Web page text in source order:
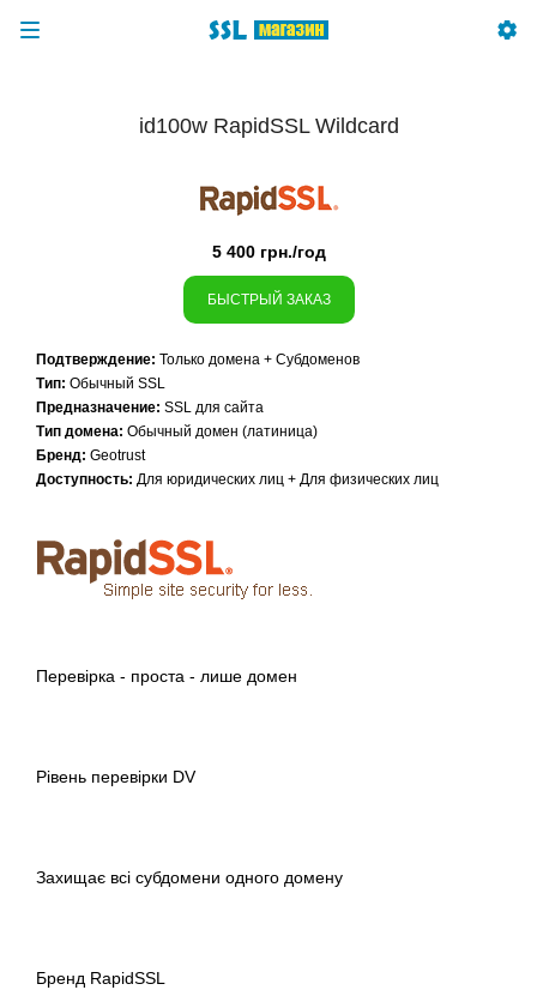
id100w RapidSSL Wildcard
5 400 грн./год
БЫСТРЫЙ ЗАКАЗ
Подтверждение: Только домена + Субдоменов
Тип: Обычный SSL
Предназначение: SSL для сайта
Тип домена: Обычный домен (латиница)
Бренд: Geotrust
Доступность: Для юридических лиц + Для физических лиц
Перевірка - проста - лише домен
Рівень перевірки DV
Захищає всі субдомени одного домену
Бренд RapidSSL